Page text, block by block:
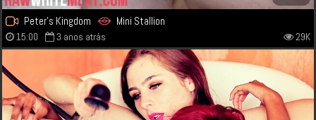
Peter’s Kingdom Mini Stallion
15:00 3 anos atrás 29K